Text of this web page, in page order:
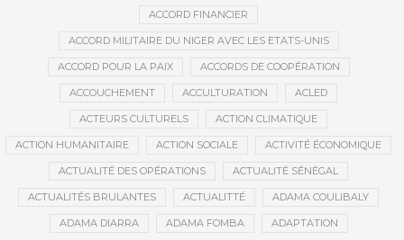
ACCORD FINANCIER
ACCORD MILITAIRE DU NIGER AVEC LES ETATS-UNIS
ACCORD POUR LA PAIX ACCORDS DE COOPÉRATION
ACCOUCHEMENT ACCULTURATION ACLED
ACTEURS CULTURELS ACTION CLIMATIQUE
ACTION HUMANITAIRE ACTION SOCIALE ACTIVITÉ ÉCONOMIQUE
ACTUALITÉ DES OPÉRATIONS ACTUALITÉ SÉNÉGAL
ACTUALITÉS BRULANTES ACTUALITTÉ ADAMA COULIBALY
ADAMA DIARRA ADAMA FOMBA ADAPTATION